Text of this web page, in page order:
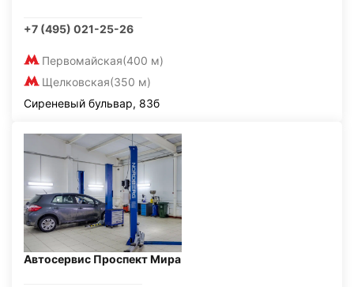
+7 (495) 021-25-26
Первомайская(400 м)
Щелковская(350 м)
Сиреневый бульвар, 83б
Автосервис Проспект Мира